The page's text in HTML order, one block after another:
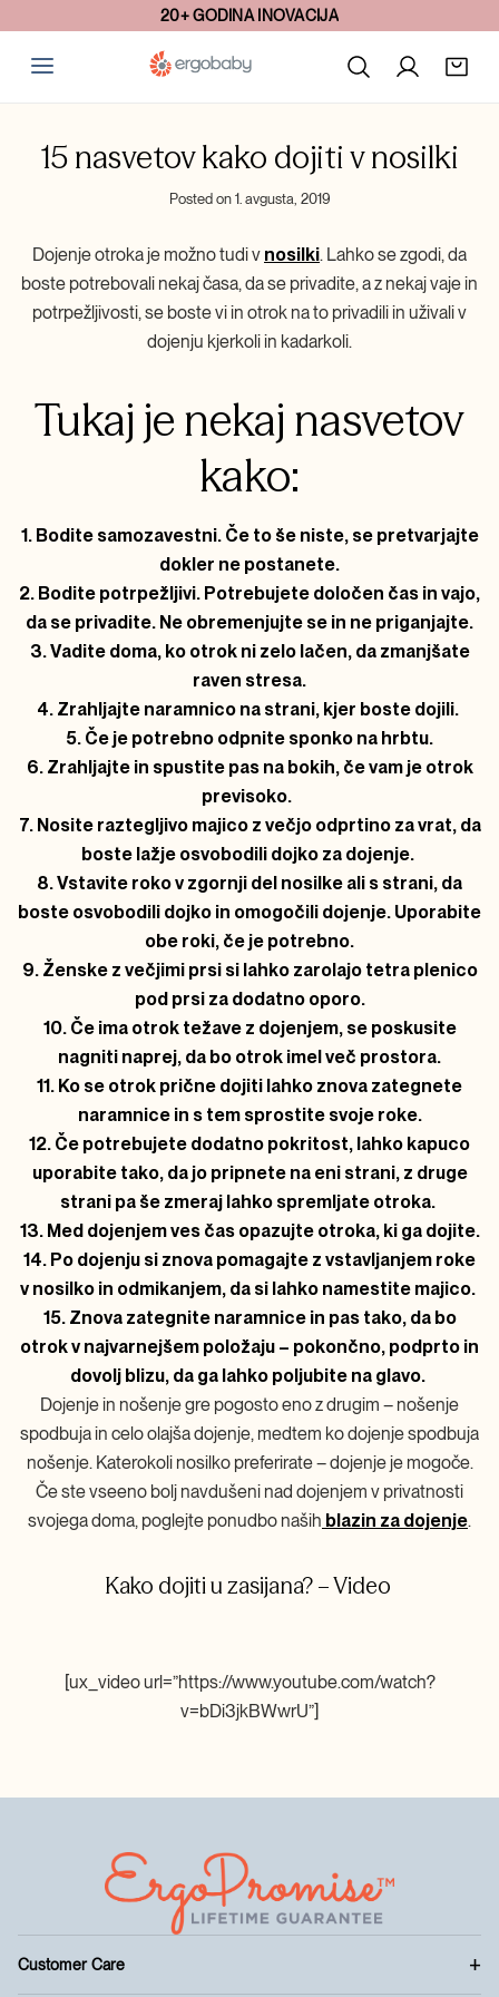
20+ GODINA INOVACIJA
15 nasvetov kako dojiti v nosilki
Posted on 1. avgusta, 2019
Dojenje otroka je možno tudi v nosilki. Lahko se zgodi, da
boste potrebovali nekaj časa, da se privadite, a z nekaj vaje in
potrpežljivosti, se boste vi in otrok na to privadili in uživali v
dojenju kjerkoli in kadarkoli.
Tukaj je nekaj nasvetov
kako:
1. Bodite samozavestni. Če to še niste, se pretvarjajte
dokler ne postanete.
2. Bodite potrpežljivi. Potrebujete določen čas in vajo,
da se privadite. Ne obremenjujte se in ne priganjajte.
3. Vadite doma, ko otrok ni zelo lačen, da zmanjšate
raven stresa.
4. Zrahljajte naramnico na strani, kjer boste dojili.
5. Če je potrebno odpnite sponko na hrbtu.
6. Zrahljajte in spustite pas na bokih, če vam je otrok
previsoko.
7. Nosite raztegljivo majico z večjo odprtino za vrat, da
boste lažje osvobodili dojko za dojenje.
8. Vstavite roko v zgornji del nosilke ali s strani, da
boste osvobodili dojko in omogočili dojenje. Uporabite
obe roki, če je potrebno.
9. Ženske z večjimi prsi si lahko zarolajo tetra plenico
pod prsi za dodatno oporo.
10. Če ima otrok težave z dojenjem, se poskusite
nagniti naprej, da bo otrok imel več prostora.
11. Ko se otrok prične dojiti lahko znova zategnete
naramnice in s tem sprostite svoje roke.
12. Če potrebujete dodatno pokritost, lahko kapuco
uporabite tako, da jo pripnete na eni strani, z druge
strani pa še zmeraj lahko spremljate otroka.
13. Med dojenjem ves čas opazujte otroka, ki ga dojite.
14. Po dojenju si znova pomagajte z vstavljanjem roke
v nosilko in odmikanjem, da si lahko namestite majico.
15. Znova zategnite naramnice in pas tako, da bo
otrok v najvarnejšem položaju – pokončno, podprto in
dovolj blizu, da ga lahko poljubite na glavo.
Dojenje in nošenje gre pogosto eno z drugim – nošenje
spodbuja in celo olajša dojenje, medtem ko dojenje spodbuja
nošenje. Katerokoli nosilko preferirate – dojenje je mogoče.
Če ste vseeno bolj navdušeni nad dojenjem v privatnosti
svojega doma, poglejte ponudbo naših blazin za dojenje.
Kako dojiti u zasijana? –Video
[ux_video url=”https://www.youtube.com/watch?
v=bDi3jkBWwrU”]
Customer Care